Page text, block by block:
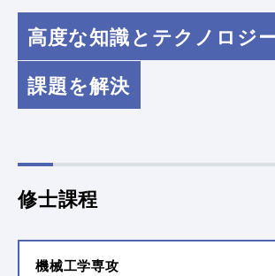
高度な知識とテクノロジ
課題を解決
修士課程
機械工学専攻